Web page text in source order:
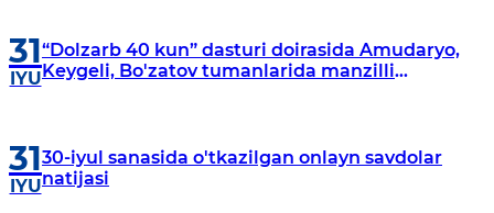
31
IYU
“Dolzarb 40 kun” dasturi doirasida Amudaryo,
Keygeli, Bo'zatov tumanlarida manzilli
31
IYU
30-iyul sanasida o'tkazilgan onlayn savdolar
natijasi